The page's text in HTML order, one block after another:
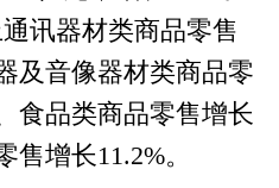
讯器材类商品零售
及音像器材类商品零
食品类商品零售增长
售增长11.2%。